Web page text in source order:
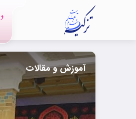
آموزش و مقالات